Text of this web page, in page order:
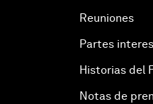
Reuniones
Partes
Historias del
Notas de